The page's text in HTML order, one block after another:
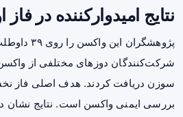
نتایج امیدوارکننده در فاز
پژوهشگران
شرکت‌کنندگان دوزهای مختلفی از
سوزن دریافت کردند. هدف اصلی فاز
بررسی ایمنی واکسن است. نتایج نشان